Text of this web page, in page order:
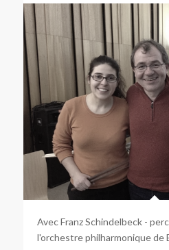
Avec Franz Schindelbeck -
l'orchestre philharmonique de